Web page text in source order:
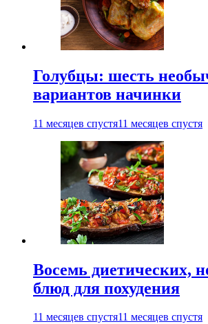
Голубцы: шесть
вариантов начинки
11 месяцев спустя11 месяцев спустя
Восемь диетических,
блюд для похудения
11 месяцев спустя11 месяцев спустя